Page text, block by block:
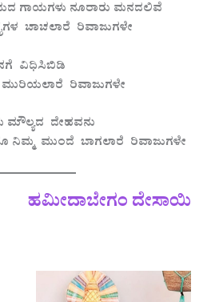
ಗಾಯಗಳು ನೂರಾರು ಮನದಲಿವೆ
ಚಾಚಲಾರೆ ರಿವಾಜುಗಳೇ
ವಿಧಿಸಿಬಿಡಿ
ಮುರಿಯಲಾರೆ ರಿವಾಜುಗಳೇ
ಮೌಲ್ಯದ ದೇಹವನು
ನಿಮ್ಮ ಮುಂದೆ ಬಾಗಲಾರೆ ರಿವಾಜುಗಳೇ
ಹಮೀದಾಬೇಗಂ ದೇಸಾಯಿ